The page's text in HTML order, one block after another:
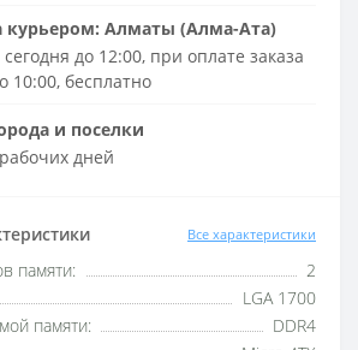
курьером: Алматы (Алма-Ата)
до 12:00, при оплате заказа
10:00, бесплатно
и поселки
дней
Все характеристики
памяти:
2
LGA 1700
памяти:
DDR4